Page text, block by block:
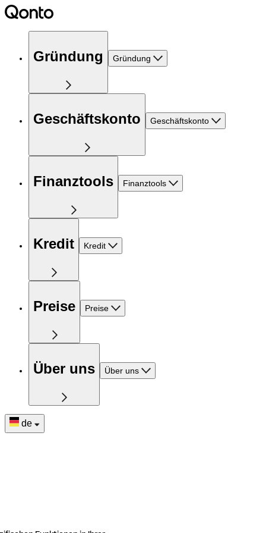
Gründung Gründung
Geschäftskonto Geschäftskonto
Finanztools Finanztools
Kredit Kredit
Preise Preise
Über uns Über uns
de